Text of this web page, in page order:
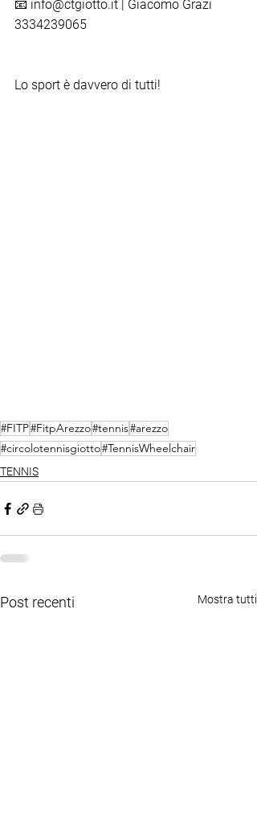
📧 info@ctgiotto.it | Giacomo Grazi
3334239065
Lo sport è davvero di tutti!
#FITP#FitpArezzo#tennis#arezzo
#circolotennisgiotto#TennisWheelchair
TENNIS
Post recenti Mostra tutti